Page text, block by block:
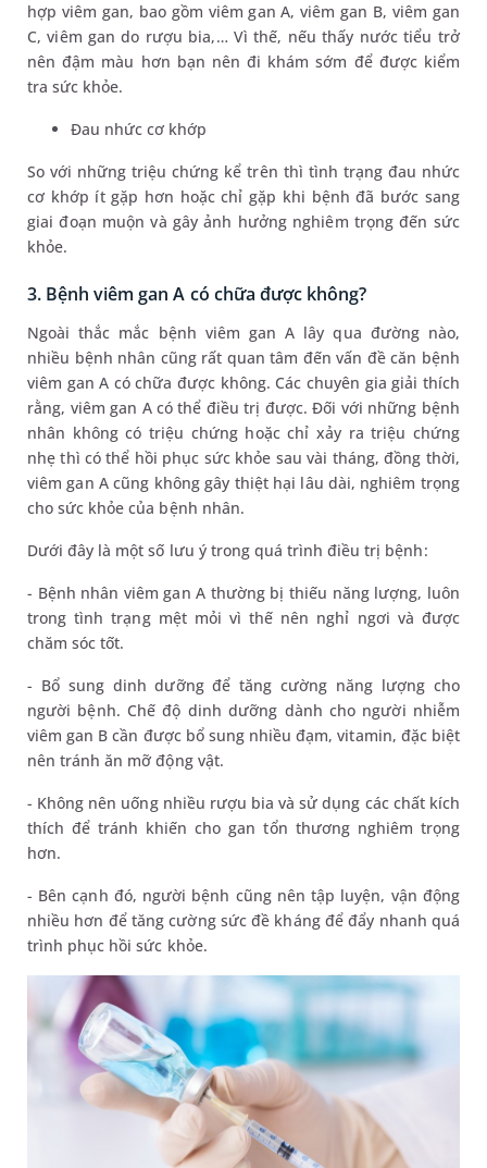
hợp viêm gan, bao gồm viêm gan A, viêm gan B, viêm gan
C, viêm gan do rượu bia,… Vì thế, nếu thấy nước tiểu trở
nên đậm màu hơn bạn nên đi khám sớm để được kiểm
tra sức khỏe.
Đau nhức cơ khớp
So với những triệu chứng kể trên thì tình trạng đau nhức
cơ khớp ít gặp hơn hoặc chỉ gặp khi bệnh đã bước sang
giai đoạn muộn và gây ảnh hưởng nghiêm trọng đến sức
khỏe.
3. Bệnh viêm gan A có chữa được không?
Ngoài thắc mắc bệnh viêm gan A lây qua đường nào,
nhiều bệnh nhân cũng rất quan tâm đến vấn đề căn bệnh
viêm gan A có chữa được không. Các chuyên gia giải thích
rằng, viêm gan A có thể điều trị được. Đối với những bệnh
nhân không có triệu chứng hoặc chỉ xảy ra triệu chứng
nhẹ thì có thể hồi phục sức khỏe sau vài tháng, đồng thời,
viêm gan A cũng không gây thiệt hại lâu dài, nghiêm trọng
cho sức khỏe của bệnh nhân.
Dưới đây là một số lưu ý trong quá trình điều trị bệnh:
- Bệnh nhân viêm gan A thường bị thiếu năng lượng, luôn
trong tình trạng mệt mỏi vì thế nên nghỉ ngơi và được
chăm sóc tốt.
- Bổ sung dinh dưỡng để tăng cường năng lượng cho
người bệnh. Chế độ dinh dưỡng dành cho người nhiễm
viêm gan B cần được bổ sung nhiều đạm, vitamin, đặc biệt
nên tránh ăn mỡ động vật.
- Không nên uống nhiều rượu bia và sử dụng các chất kích
thích để tránh khiến cho gan tổn thương nghiêm trọng
hơn.
- Bên cạnh đó, người bệnh cũng nên tập luyện, vận động
nhiều hơn để tăng cường sức đề kháng để đẩy nhanh quá
trình phục hồi sức khỏe.